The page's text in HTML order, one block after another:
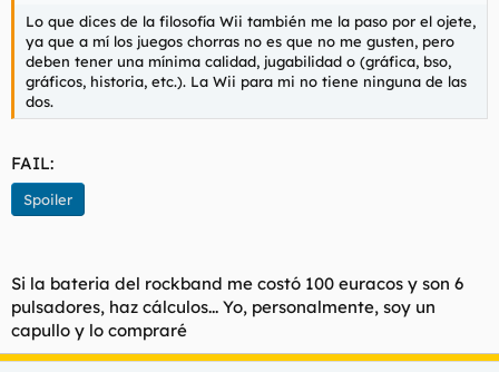
Lo que dices de la filosofía Wii también me la paso por el ojete,
ya que a mí los juegos chorras no es que no me gusten, pero
deben tener una mínima calidad, jugabilidad o (gráfica, bso,
gráficos, historia, etc.). La Wii para mi no tiene ninguna de las
dos.
FAIL:
Spoiler
Si la bateria del rockband me costó 100 euracos y son 6
pulsadores, haz cálculos... Yo, personalmente, soy un
capullo y lo compraré